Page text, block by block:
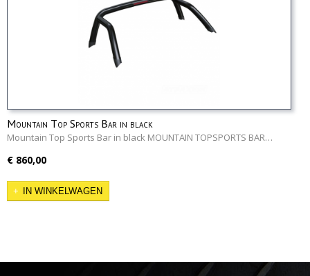
Mountain Top Sports Bar in black
Mountain Top Sports Bar in black MOUNTAIN TOPSPORTS BAR…
€ 860,00
IN WINKELWAGEN